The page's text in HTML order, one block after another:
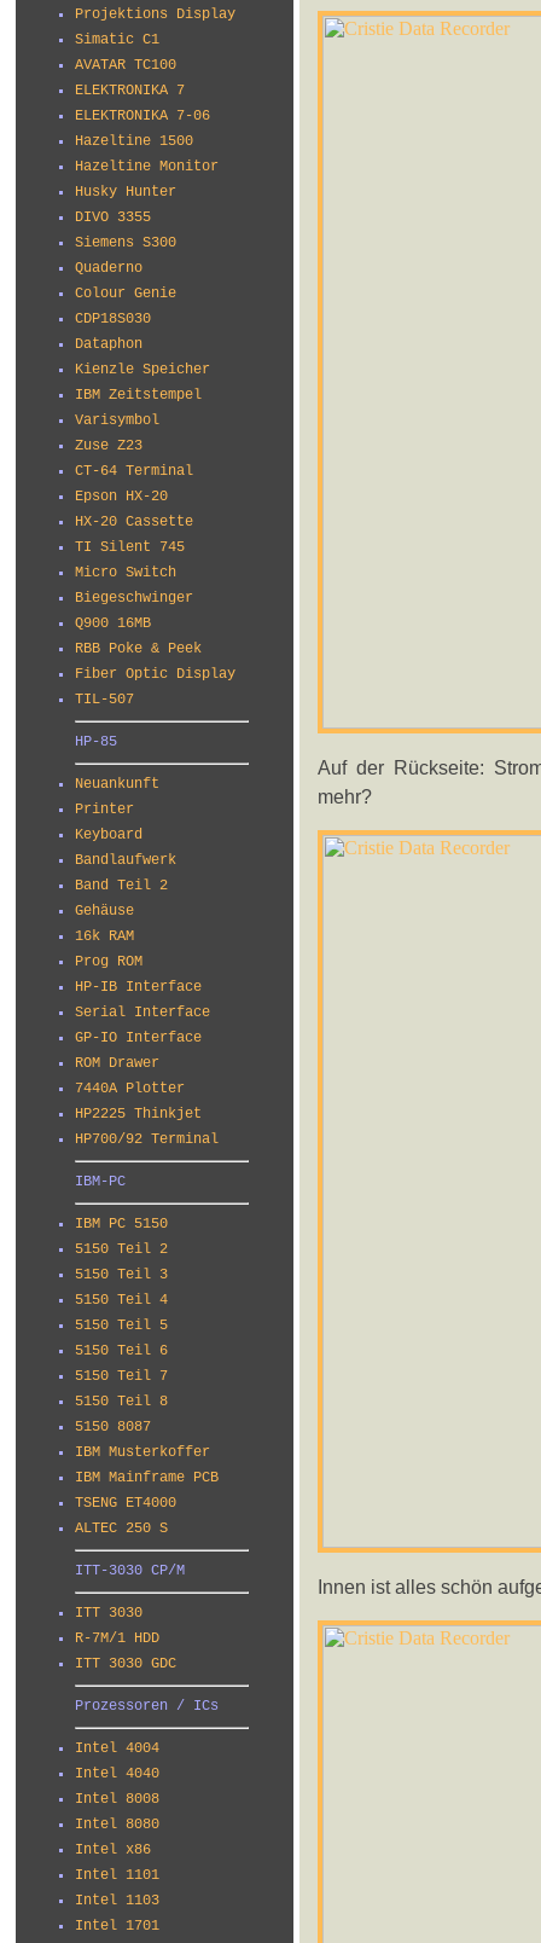
Projektions Display
Simatic C1
AVATAR TC100
ELEKTRONIKA 7
ELEKTRONIKA 7-06
Hazeltine 1500
Hazeltine Monitor
Husky Hunter
DIVO 3355
Siemens S300
Quaderno
Colour Genie
CDP18S030
Dataphon
Kienzle Speicher
IBM Zeitstempel
Varisymbol
Zuse Z23
CT-64 Terminal
Epson HX-20
HX-20 Cassette
TI Silent 745
Micro Switch
Biegeschwinger
Q900 16MB
RBB Poke & Peek
Fiber Optic Display
TIL-507
HP-85
Neuankunft
Printer
Keyboard
Bandlaufwerk
Band Teil 2
Gehäuse
16k RAM
Prog ROM
HP-IB Interface
Serial Interface
GP-IO Interface
ROM Drawer
7440A Plotter
HP2225 Thinkjet
HP700/92 Terminal
IBM-PC
IBM PC 5150
5150 Teil 2
5150 Teil 3
5150 Teil 4
5150 Teil 5
5150 Teil 6
5150 Teil 7
5150 Teil 8
5150 8087
IBM Musterkoffer
IBM Mainframe PCB
TSENG ET4000
ALTEC 250 S
ITT-3030 CP/M
ITT 3030
R-7M/1 HDD
ITT 3030 GDC
Prozessoren / ICs
Intel 4004
Intel 4040
Intel 8008
Intel 8080
Intel x86
Intel 1101
Intel 1103
Intel 1701
Auf der Rückseite:
mehr?
Innen ist alles schön